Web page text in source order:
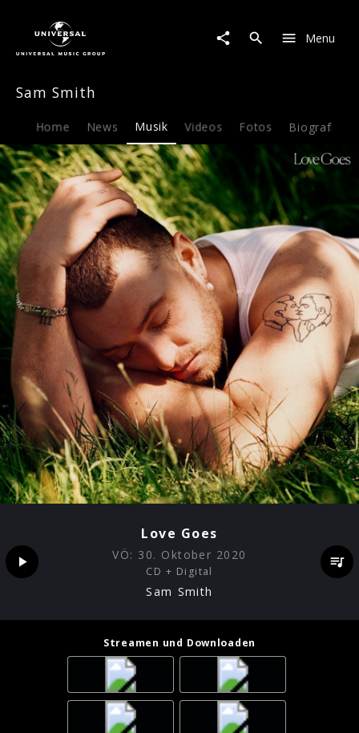
Musik
Love
Menu
Sam Smith
Home News Musik Videos Fotos Biografie
Love Goes
VÖ: 30. Oktober 2020
CD + Digital
Sam Smith
Streamen und Downloaden